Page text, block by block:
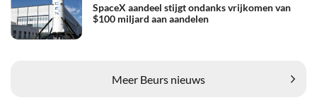
SpaceX aandeel stijgt ondanks vrijkomen van
$100 miljard aan aandelen
Meer Beurs nieuws